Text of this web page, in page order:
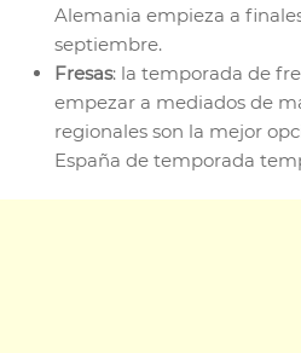
Alemania empieza a
septiembre.
Fresas: la temporada de
empezar a mediados de
regionales son la mejor
España de temporada